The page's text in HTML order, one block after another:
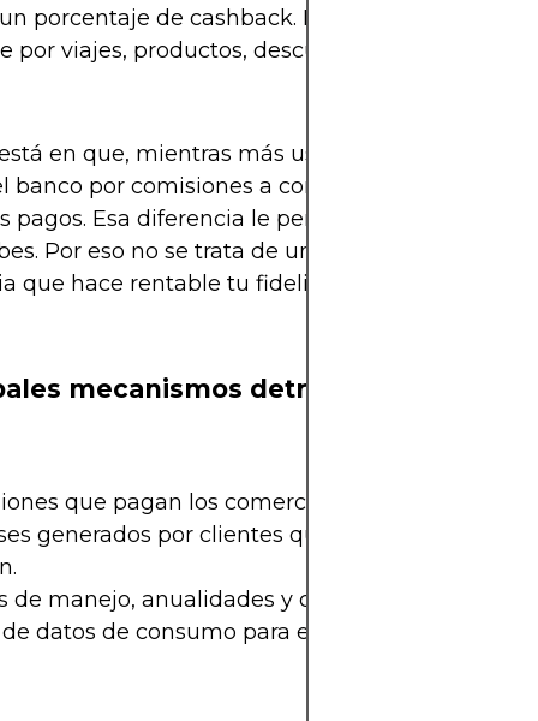
porcentaje de cashback. Estos beneficios
por viajes, productos, descuentos o incluso
en que, mientras más uses tu tarjeta, más
banco por comisiones a comercios y posibles
pagos. Esa diferencia le permite costear los
Por eso no se trata de un regalo altruista,
que hace rentable tu fidelidad.
mecanismos detrás de los
que pagan los comercios por aceptar
generados por clientes que pagan en cuotas
de manejo, anualidades y cargos adicionales.
datos de consumo para estudios de mercado.